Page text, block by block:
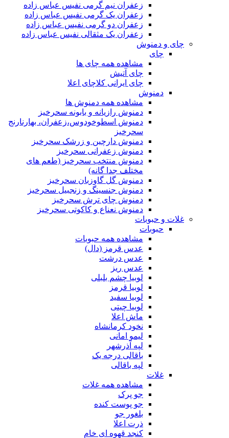
زعفران نیم گرمی نفیس عباس زاده
زعفران یک گرمی نفیس عباس زاده
زعفران دو گرمی نفیس عباس زاده
زعفران یک مثقالی نفیس عباس زاده
چای و دمنوش
چای
مشاهده همه چای ها
چای آتیش
چای ایرانی کلاچای اعلا
دمنوش
مشاهده همه دمنوش ها
دمنوش رازیانه و بابونه سحرخیز
دمنوش اسطوخودوس،زعفران، بهارنارنج
سحرخیز
دمنوش دارچین و زرشک سحرخیز
دمنوش زعفرانی سحرخیز
دمنوش منتخب سحرخیز (طعم های
مختلف جدا گانه)
دمنوش گل گاوزبان سحرخیز
دمنوش جنسینگ و زنجبیل سحرخیز
دمنوش چای ترش سحرخیز
دمنوش نعناع و کاکوتی سحرخیز
غلات و حبوبات
حبوبات
مشاهده همه حبوبات
عدس قرمز (دال)
عدس درشت
عدس ریز
لوبیا چشم بلبلی
لوبیا قرمز
لوبیا سفید
لوبیا چیتی
ماش اعلا
نخود کرمانشاه
لیمو امانی
لپه آذرشهر
باقالی درجه یک
لپه باقالی
غلات
مشاهده همه غلات
جو پرک
جو پوست کنده
بلغور جو
ذرت اعلا
کنجد قهوه ای خام